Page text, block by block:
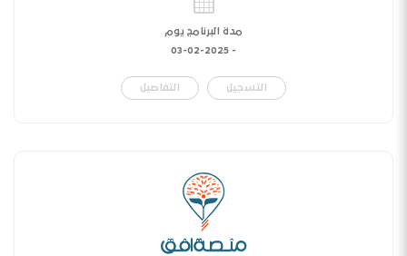
مدة البرنامج يوم
-
03-02-2025
التسجيل التفاصيل